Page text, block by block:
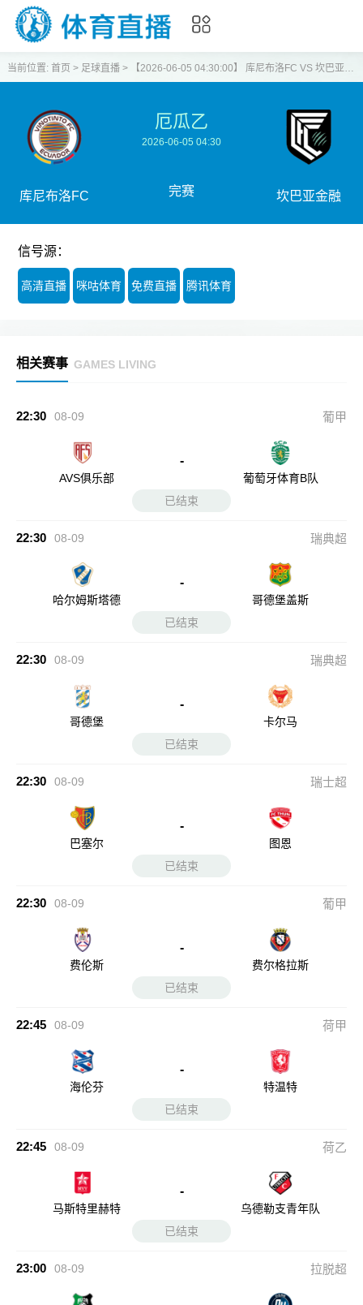
当前位置: 首页 > 足球直播> 【2026-06-05 04:30:00】 库尼布洛FC VS 坎巴亚金融
库尼布洛FC
厄瓜乙
2026-06-05 04:30
完赛 坎巴亚金融
信号源：
高清直播 咪咕体育 免费直播 腾讯体育
相关赛事 GAMES LIVING
22:30 08-09 葡甲
AVS俱乐部
-
葡萄牙体育B队
已结束
22:30 08-09 瑞典超
哈尔姆斯塔德
-
哥德堡盖斯
已结束
22:30 08-09 瑞典超
哥德堡
-
卡尔马
已结束
22:30 08-09 瑞士超
巴塞尔
-
图恩
已结束
22:30 08-09 葡甲
费伦斯
-
费尔格拉斯
已结束
22:45 08-09 荷甲
海伦芬
-
特温特
已结束
22:45 08-09 荷乙
马斯特里赫特
-
乌德勒支青年队
已结束
23:00 08-09 拉脱超